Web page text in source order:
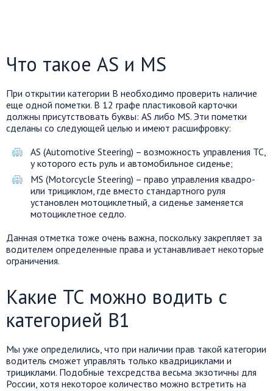
Что такое AS и MS
При открытии категории В необходимо проверить наличие
еще одной пометки. В 12 графе пластиковой карточки
должны присутствовать буквы: AS либо MS. Эти пометки
сделаны со следующей целью и имеют расшифровку:
AS (Automotive Steering) – возможность управления ТС,
у которого есть руль и автомобильное сиденье;
MS (Motorcycle Steering) – право управления квадро-
или трициклом, где вместо стандартного руля
установлен мотоциклетный, а сиденье заменяется
мотоциклетное седло.
Данная отметка тоже очень важна, поскольку закрепляет за
водителем определенные права и устанавливает некоторые
ограничения.
Какие ТС можно водить с
категорией В1
Мы уже определились, что при наличии прав такой категории
водитель сможет управлять только квадрициклами и
трициклами. Подобные техсредства весьма экзотичны для
России, хотя некоторое количество можно встретить на